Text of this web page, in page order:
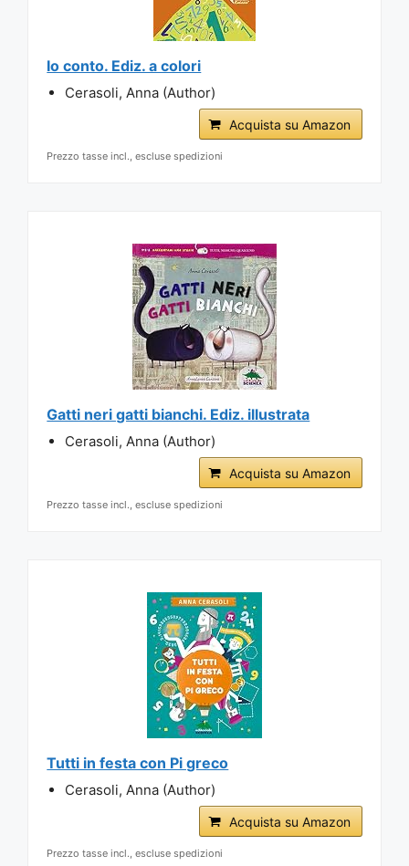
Io conto. Ediz. a colori
Cerasoli, Anna (Author)
Acquista su Amazon
Prezzo tasse incl., escluse spedizioni
Gatti neri gatti bianchi. Ediz. illustrata
Cerasoli, Anna (Author)
Acquista su Amazon
Prezzo tasse incl., escluse spedizioni
Tutti in festa con Pi greco
Cerasoli, Anna (Author)
Acquista su Amazon
Prezzo tasse incl., escluse spedizioni